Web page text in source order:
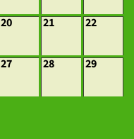
20 21 22
27 28 29